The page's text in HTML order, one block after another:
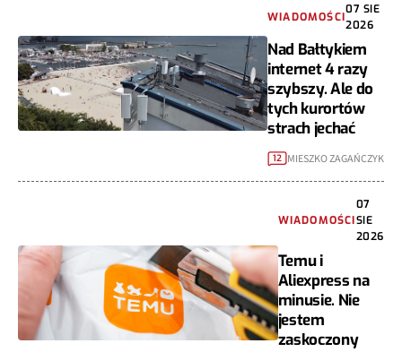
WIADOMOŚCI
07 SIE
2026
Nad Bałtykiem
internet 4 razy
szybszy. Ale do
tych kurortów
strach jechać
12 MIESZKO ZAGAŃCZYK
WIADOMOŚCI
07
SIE
2026
Temu i
Aliexpress na
minusie. Nie
jestem
zaskoczony